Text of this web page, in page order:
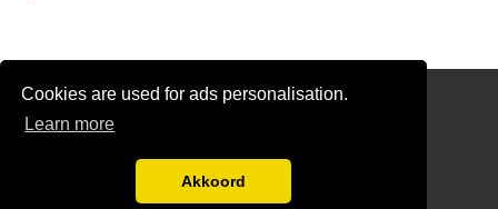
Cookies are used for ads personalisation.
Learn more
Akkoord
Stucadoor
Schilders
Gratis Behanger Offertes Vergelijken